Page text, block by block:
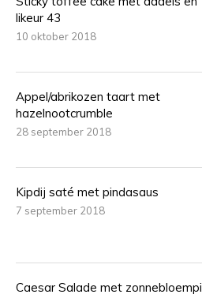
likeur 43
10 oktober 2018
Appel/abrikozen taart met
hazelnootcrumble
28 september 2018
Kipdij saté met pindasaus
7 september 2018
Caesar Salade met